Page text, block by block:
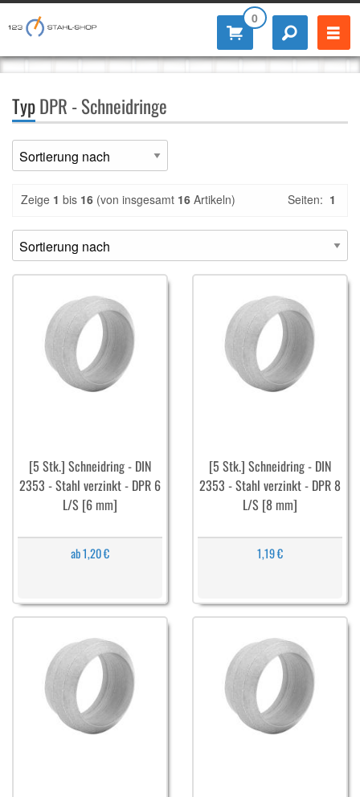
0
TypDPR - Schneidringe
Zeige 1 bis 16 (von insgesamt 16 Artikeln) Seiten: 1
[5 Stk.] Schneidring - DIN
2353 - Stahl verzinkt - DPR 6
L/S [6 mm]
ab 1,20 €
[5 Stk.] Schneidring - DIN
2353 - Stahl verzinkt - DPR 8
L/S [8 mm]
1,19 €